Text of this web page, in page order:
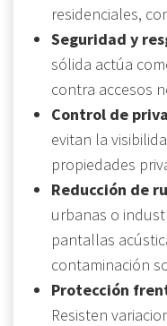
residenciales,
Seguridad y
sólida actúa
contra accesos
Control de
evitan la
propiedades
Reducción de
urbanas o
pantallas
contaminación
Protección
Resisten